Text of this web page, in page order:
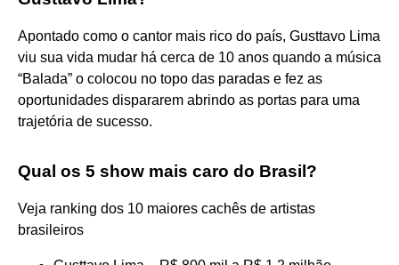
Apontado como o cantor mais rico do país, Gusttavo Lima
viu sua vida mudar há cerca de 10 anos quando a música
“Balada” o colocou no topo das paradas e fez as
oportunidades dispararem abrindo as portas para uma
trajetória de sucesso.
Qual os 5 show mais caro do Brasil?
Veja ranking dos 10 maiores cachês de artistas
brasileiros